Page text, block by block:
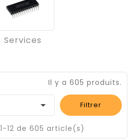
Services
Il y a 605 produits.
 Filtrer
12 de 605 article(s)